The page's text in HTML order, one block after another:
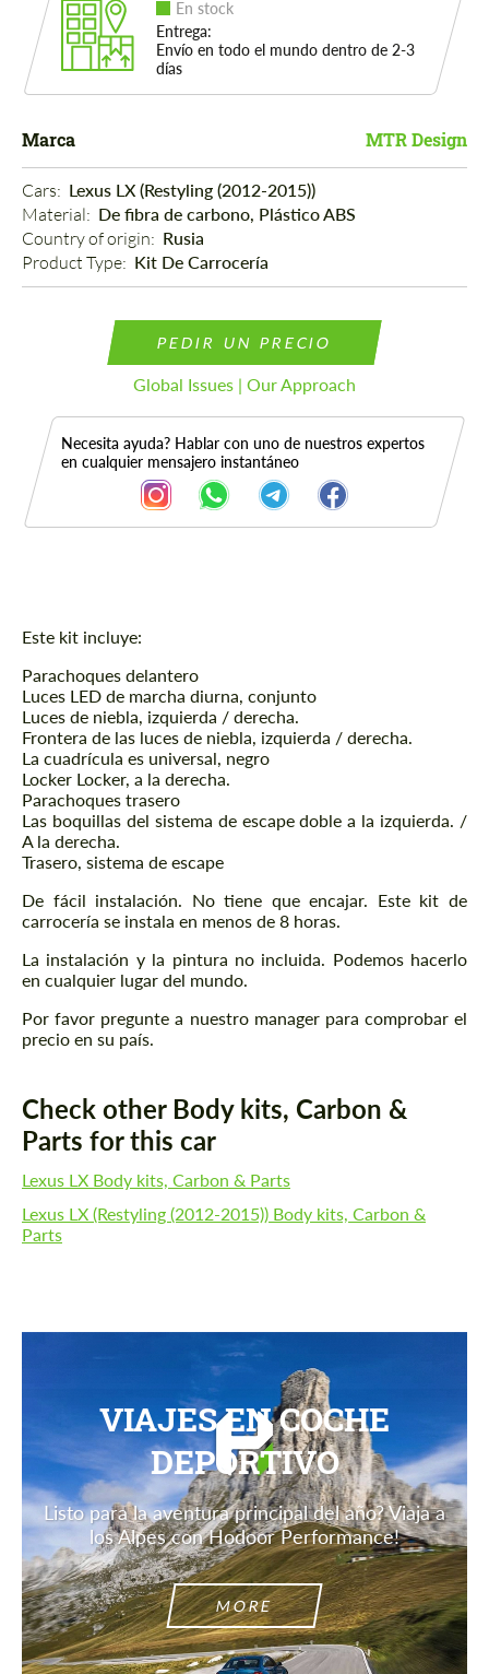
En stock
Entrega:
Envío en todo el mundo dentro de 2-3
días
Marca MTR Design
Cars: Lexus LX (Restyling (2012-2015))
Material: De fibra de carbono, Plástico ABS
Country of origin: Rusia
Product Type: Kit De Carrocería
PEDIR UN PRECIO
Global Issues | Our Approach
Necesita ayuda? Hablar con uno de nuestros expertos
en cualquier mensajero instantáneo
Descripción
Este kit incluye:
Parachoques delantero
Luces LED de marcha diurna, conjunto
Luces de niebla, izquierda / derecha.
Frontera de las luces de niebla, izquierda / derecha.
La cuadrícula es universal, negro
Locker Locker, a la derecha.
Parachoques trasero
Las boquillas del sistema de escape doble a la izquierda. /
A la derecha.
Trasero, sistema de escape
De fácil instalación. No tiene que encajar. Este kit de
carrocería se instala en menos de 8 horas.
La instalación y la pintura no incluida. Podemos hacerlo
en cualquier lugar del mundo.
Por favor pregunte a nuestro manager para comprobar el
precio en su país.
Check other Body kits, Carbon &
Parts for this car
Lexus LX Body kits, Carbon & Parts
Lexus LX (Restyling (2012-2015)) Body kits, Carbon &
Parts
VIAJES EN COCHE
DEPORTIVO
Listo para la aventura principal del año? Viaja a
los Alpes con Hodoor Performance!
MORE